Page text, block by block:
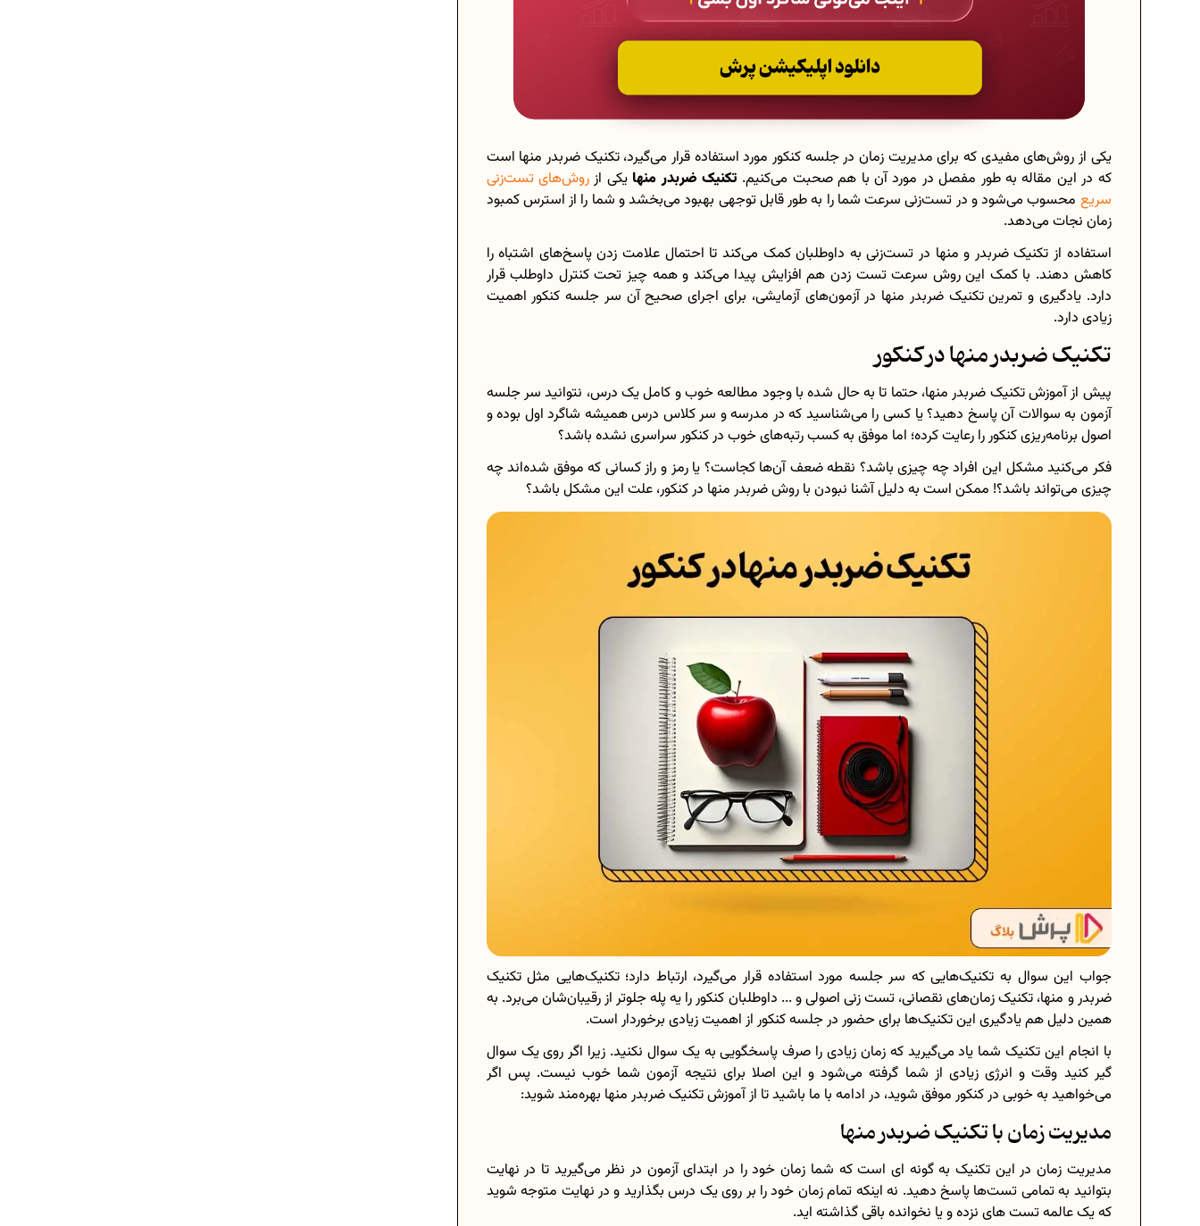
یکی از روش‌های مفیدی که برای مدیریت زمان در جلسه کنکور مورد استفاده قرار می‌گیرد، تکنیک ضربدر منها است
که در این مقاله به طور مفصل در مورد آن با هم صحبت می‌کنیم. تکنیک ضربدر منها یکی از روش‌های تست‌زنی
سریع محسوب می‌شود و در تست‌زنی سرعت شما را به طور قابل توجهی بهبود می‌بخشد و شما را از استرس کمبود
زمان نجات می‌دهد.
استفاده از تکنیک ضربدر و منها در تست‌زنی به داوطلبان کمک می‌کند تا احتمال علامت زدن پاسخ‌های اشتباه را
کاهش دهند. با کمک این روش سرعت تست زدن هم افزایش پیدا می‌کند و همه چیز تحت کنترل داوطلب قرار
دارد. یادگیری و تمرین تکنیک ضربدر منها در آزمون‌های آزمایشی، برای اجرای صحیح آن سر جلسه کنکور اهمیت
زیادی دارد.
تکنیک ضربدر منها در کنکور
پیش از آموزش تکنیک ضربدر منها، حتما تا به حال شده با وجود مطالعه خوب و کامل یک درس، نتوانید سر جلسه
آزمون به سوالات آن پاسخ دهید؟ یا کسی را می‌شناسید که در مدرسه و سر کلاس درس همیشه شاگرد اول بوده و
اصول برنامه‌ریزی کنکور را رعایت کرده؛ اما موفق به کسب رتبه‌‌های خوب در کنکور سراسری نشده باشد؟
فکر می‌کنید مشکل این افراد چه چیزی باشد؟ نقطه ضعف آن‌ها کجاست؟ یا رمز و راز کسانی که موفق شده‌اند چه
چیزی می‌تواند باشد؟! ممکن است به دلیل آشنا نبودن با روش ضربدر منها در کنکور، علت این مشکل باشد؟
جواب این سوال به تکنیک‌هایی که سر جلسه مورد استفاده قرار می‌گیرد، ارتباط دارد؛ تکنیک‌هایی مثل تکنیک
ضربدر و منها، تکنیک زمان‌های نقصانی، تست زنی اصولی و ... داوطلبان کنکور را یه پله جلوتر از رقیبان‌شان می‌برد. به
همین دلیل هم یادگیری این تکنیک‌ها برای حضور در جلسه کنکور از اهمیت زیادی برخوردار است.
با انجام این تکنیک شما یاد می‌گیرید که زمان زیادی را صرف پاسخگویی به یک سوال نکنید. زیرا اگر روی یک سوال
گیر کنید وقت و انرژی زیادی از شما گرفته می‌شود و این اصلا برای نتیجه آزمون شما خوب نیست. پس اگر
می‌خواهید به خوبی در کنکور موفق شوید، در ادامه با ما باشید تا از آموزش تکنیک ضربدر منها بهره‌مند شوید:
مدیریت زمان با تکنیک ضربدر منها
مدیریت زمان در این تکنیک به گونه ای است که شما زمان خود را در ابتدای آزمون در نظر می‌گیرید تا در نهایت
بتوانید به تمامی تست‌ها پاسخ دهید. نه اینکه تمام زمان خود را بر روی یک درس بگذارید و در نهایت متوجه شوید
که یک عالمه تست های نزده و یا نخوانده باقی گذاشته اید.